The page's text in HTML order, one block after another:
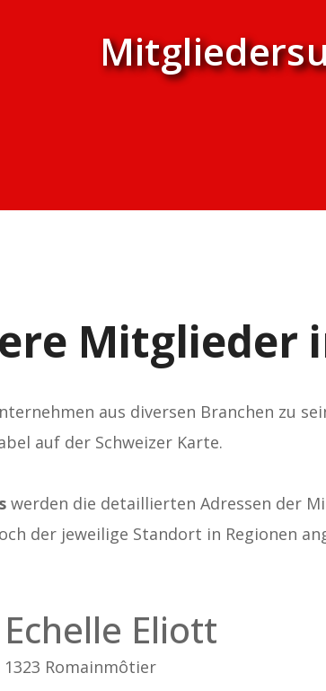
Mitglieder
aus diversen Branchen zu
auf der Schweizer Karte.
werden die detaillierten Adressen der
der jeweilige Standort in Regionen
Echelle Eliott
1323 Romainmôtier